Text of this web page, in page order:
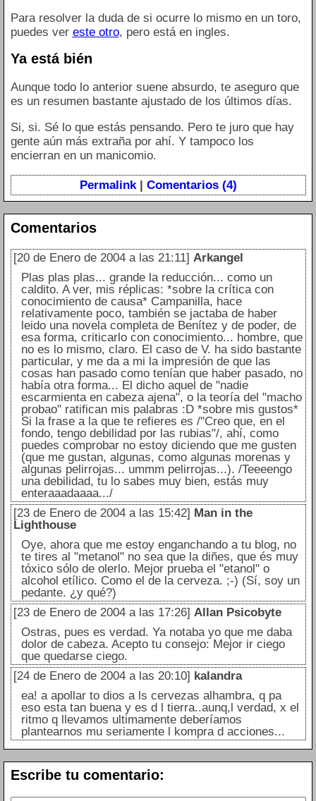
Para resolver la duda de si ocurre lo mismo en un toro,
puedes ver este otro, pero está en ingles.
Ya está bién
Aunque todo lo anterior suene absurdo, te aseguro que
es un resumen bastante ajustado de los últimos días.
Si, si. Sé lo que estás pensando. Pero te juro que hay
gente aún más extraña por ahí. Y tampoco los
encierran en un manicomio.
Permalink| Comentarios (4)
Comentarios
[20 de Enero de 2004 a las 21:11] Arkangel
Plas plas plas... grande la reducción... como un
caldito. A ver, mis réplicas: *sobre la crítica con
conocimiento de causa* Campanilla, hace
relativamente poco, también se jactaba de haber
leido una novela completa de Benítez y de poder, de
esa forma, criticarlo con conocimiento... hombre, que
no es lo mismo, claro. El caso de V. ha sido bastante
particular, y me da a mi la impresión de que las
cosas han pasado como tenían que haber pasado, no
había otra forma... El dicho aquel de "nadie
escarmienta en cabeza ajena", o la teoría del "macho
probao" ratifican mis palabras :D *sobre mis gustos*
Si la frase a la que te refieres es /"Creo que, en el
fondo, tengo debilidad por las rubias"/, ahí, como
puedes comprobar no estoy diciendo que me gusten
(que me gustan, algunas, como algunas morenas y
algunas pelirrojas... ummm pelirrojas...). /Teeeengo
una debilidad, tu lo sabes muy bien, estás muy
enteraaadaaaa.../
[23 de Enero de 2004 a las 15:42] Man in the
Lighthouse
Oye, ahora que me estoy enganchando a tu blog, no
te tires al "metanol" no sea que la diñes, que és muy
tóxico sólo de olerlo. Mejor prueba el "etanol" o
alcohol etílico. Como el de la cerveza. ;-) (Sí, soy un
pedante. ¿y qué?)
[23 de Enero de 2004 a las 17:26] Allan Psicobyte
Ostras, pues es verdad. Ya notaba yo que me daba
dolor de cabeza. Acepto tu consejo: Mejor ir ciego
que quedarse ciego.
[24 de Enero de 2004 a las 20:10] kalandra
ea! a apollar to dios a ls cervezas alhambra, q pa
eso esta tan buena y es d l tierra..aunq,l verdad, x el
ritmo q llevamos ultimamente deberíamos
plantearnos mu seriamente l kompra d acciones...
Escribe tu comentario: